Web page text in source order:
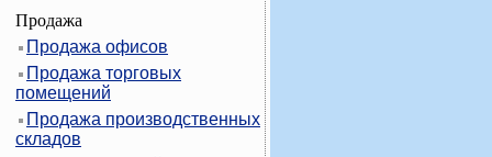
Продажа
Продажа офисов
Продажа торговых
помещений
Продажа производственных
складов